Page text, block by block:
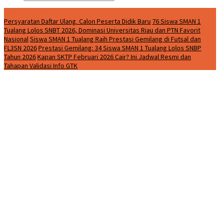
Persyaratan Daftar Ulang. Calon Peserta Didik Baru 76 Siswa SMAN 1
Tualang Lolos SNBT 2026, Dominasi Universitas Riau dan PTN Favorit
NasionalSiswa SMAN 1 Tualang Raih Prestasi Gemilang di Futsal dan
FL3SN 2026Prestasi Gemilang: 34 Siswa SMAN 1 Tualang Lolos SNBP
Tahun 2026Kapan SKTP Februari 2026 Cair? Ini Jadwal Resmi dan
Tahapan Validasi Info GTK